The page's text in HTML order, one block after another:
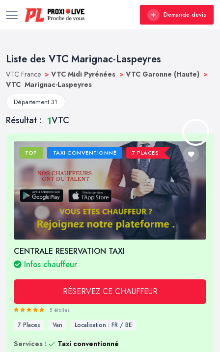
Demande devis
Liste des VTC Marignac-Laspeyres
VTC France > VTC Midi Pyrénées > VTC Garonne (Haute) >
VTC Marignac-Laspeyres
Département 31
Résultat : 1VTC
TOP TAXI CONVENTIONNÉ 7 PLACES
CENTRALE RESERVATION TAXI
Infos chauffeur
RÉSERVEZ CE CHAUFFEUR
5 étoiles
7 Places Van Localisation : FR / BE
Services :
Taxi conventionné